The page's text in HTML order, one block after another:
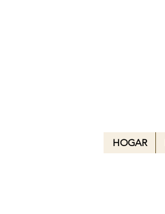
HOGAR